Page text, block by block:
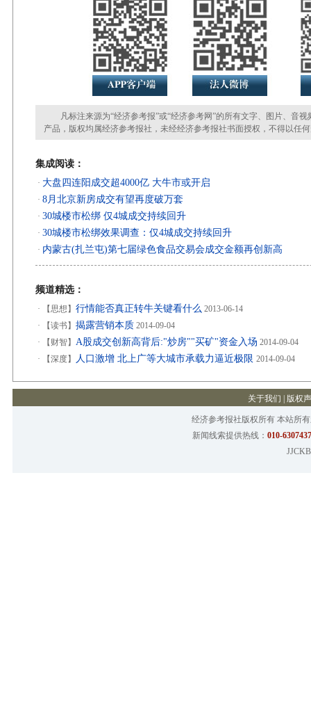
凡标注来源为“经济参考报”或“经济参考网”的所有文字、图片、音视
产品，版权均属经济参考报社，未经经济参考报社书面授权，不得以任
集成阅读：
· 大盘四连阳成交超4000亿 大牛市或开启
· 8月北京新房成交有望再度破万套
· 30城楼市松绑 仅4城成交持续回升
· 30城楼市松绑效果调查：仅4城成交持续回升
· 内蒙古(扎兰屯)第七届绿色食品交易会成交金额再创新高
频道精选：
· 【思想】 行情能否真正转牛关键看什么 2013-06-14
·
【读书】 揭露营销本质 2014-09-04
·
【财智】 A股成交创新高背后:"炒房""买矿"资金入场 2014-09-04
·
【深度】 人口激增 北上广等大城市承载力逼近极限 2014-09-04
关于我们 版权
经济参考报社版权所有 本站所
新闻线索提供热线： 010-